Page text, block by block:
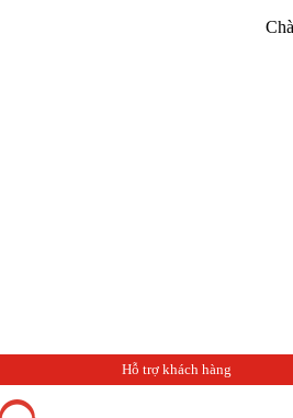
Chào
Hỗ trợ khách hàng